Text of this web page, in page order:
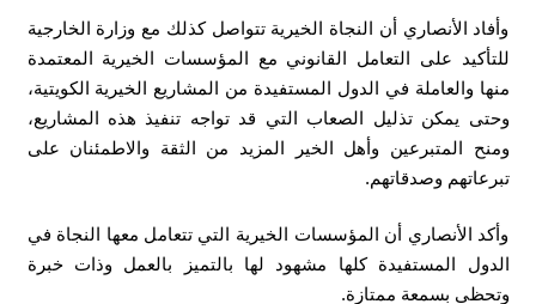
وأفاد الأنصاري أن النجاة الخيرية تتواصل كذلك مع وزارة الخارجية
للتأكيد على التعامل القانوني مع المؤسسات الخيرية المعتمدة
منها والعاملة في الدول المستفيدة من المشاريع الخيرية الكويتية،
وحتى يمكن تذليل الصعاب التي قد تواجه تنفيذ هذه المشاريع،
ومنح المتبرعين وأهل الخير المزيد من الثقة والاطمئنان على
تبرعاتهم وصدقاتهم.
وأكد الأنصاري أن المؤسسات الخيرية التي تتعامل معها النجاة في
الدول المستفيدة كلها مشهود لها بالتميز بالعمل وذات خبرة
وتحظى بسمعة ممتازة.